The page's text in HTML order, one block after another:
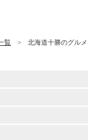
覧 北海道十勝のグル